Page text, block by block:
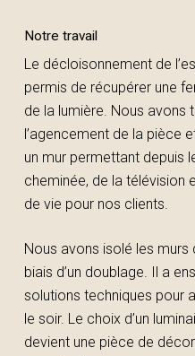
Notre travail
Le décloisonnement de
permis de récupérer une
de la lumière. Nous avons
l’agencement de la pièce
un mur permettant depuis
cheminée, de la télévision
de vie pour nos clients.
Nous avons isolé les murs
biais d’un doublage. Il a
solutions techniques pour
le soir. Le choix d’un
devient une pièce de